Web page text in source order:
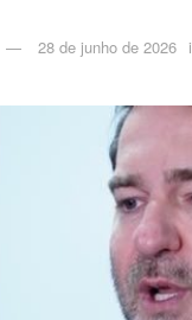
28 de junho de 2026